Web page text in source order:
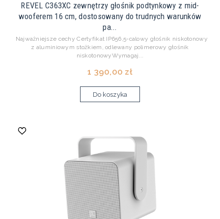
REVEL C363XC zewnętrzy głośnik podtynkowy z mid-
wooferem 16 cm, dostosowany do trudnych warunków
pa...
Najważniejsze cechy Certyfikat IP656,5-calowy głośnik niskotonowy
z aluminiowym stożkiem, odlewany polimerowy głośnik
niskotonowyWymagaj...
1 390,00 zł
Do koszyka